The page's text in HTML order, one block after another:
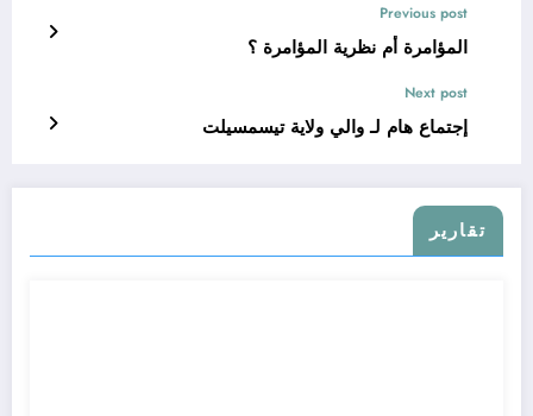
Previous post
المؤامرة أم نظرية المؤامرة ؟
Next post
إجتماع هام لـ والي ولاية تيسمسيلت
تقارير